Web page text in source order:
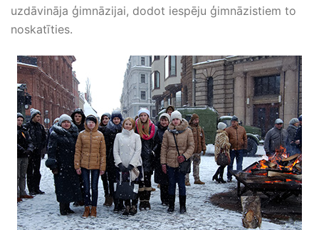
uzdāvināja ģimnāzijai, dodot iespēju ģimnāzistiem to
noskatīties.